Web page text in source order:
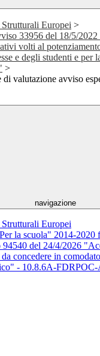
Europei >
33956 del 18/5/
volti al
e degli studenti e per
>
di valutazione avviso
navigazione
Europei
la scuola" 2014-2020
94540 del 24/4/2026
concedere in
- 10.8.6A-